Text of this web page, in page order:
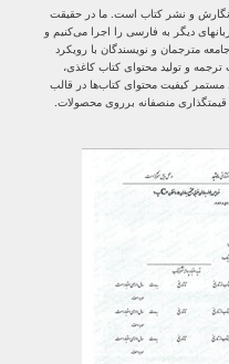
و نشر کتاب است. ما در حقیقت
دیگر به فارسی را اجرا می‌کنیم و
مترجمان و نویسندگان با رویکرد
و تولید محتوای کتاب کاغذی،
مستمر کیفیت محتوای کتاب‌ها در قالب
منصفانه برروی محصولات.